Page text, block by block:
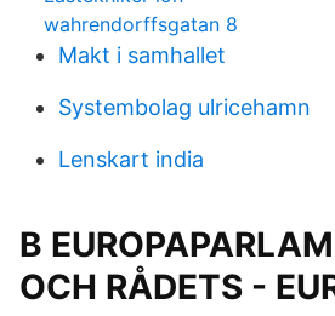
wahrendorffsgatan 8
Makt i samhallet
Systembolag ulricehamn
Lenskart india
B
OCH RÅDETS -